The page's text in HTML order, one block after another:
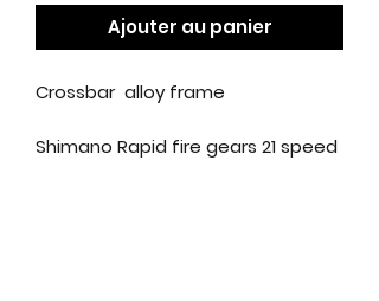
Ajouter au panier
Crossbar alloy frame
Shimano Rapid fire gears 21 speed